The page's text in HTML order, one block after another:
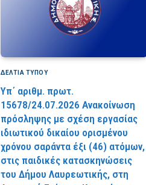
ΔΕΛΤΙΑ ΤΥΠΟΥ
Υπ΄ αριθμ. πρωτ.
15678/24.07.2026 Ανακοίνωση
πρόσληψης με σχέση εργασίας
ιδιωτικού δικαίου ορισμένου
χρόνου σαράντα έξι (46) ατόμων,
στις παιδικές κατασκηνώσεις
του Δήμου Λαυρεωτικής, στη